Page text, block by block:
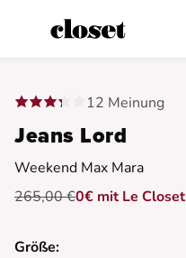
12 Meinung
Jeans Lord
Weekend Max Mara
265,00 €0€ mit Le Closet
Größe: